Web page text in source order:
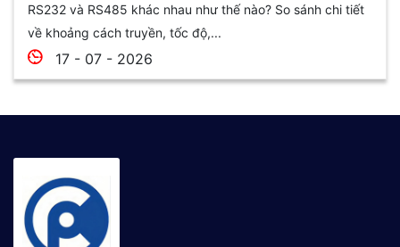
RS232 và RS485 khác nhau như thế nào? So sánh chi tiết
về khoảng cách truyền, tốc độ,...
17 - 07 - 2026